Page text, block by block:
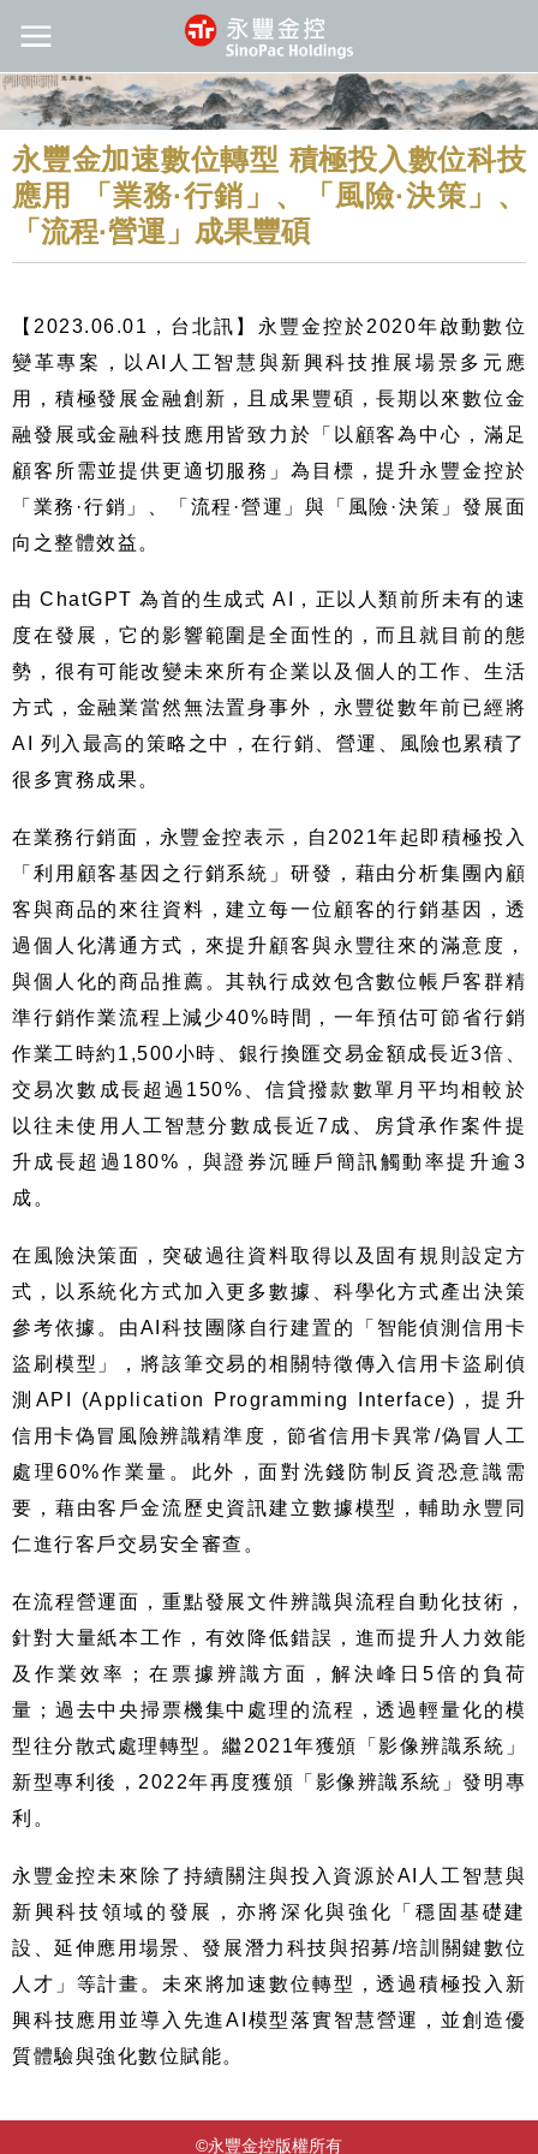
永豐金加速數位轉型 積極投入數位科技
應用 「業務·行銷」、「風險·決策」、
「流程·營運」成果豐碩
【2023.06.01，台北訊】永豐金控於2020年啟動數位
變革專案，以 AI
人工智慧與新興科技推展場景多元應
用，積極發展金融創新，且成果豐碩，長期以來數位金
融發展或金融科技應用皆致力於「以顧客為中心，滿足
顧客所需並提供更適切服務」為目標，提升永豐金控於
「業務 ·行銷」、「流程 ·營運」與「風險·決策」發展面
向之整體效益。
由 ChatGPT為首的生成式 AI
，正以人類前所未有的速
度在發展，它的影響範圍是全面性的，而且就目前的態
勢，很有可能改變未來所有企業以及個人的工作、生活
方式，金融業當然無法置身事外，永豐從數年前已經將
AI 列入最高的策略之中，在行銷、營運、風險也累積了
很多實務成果。
在業務行銷面，永豐金控表示，自 2021年起即積極投入
「利用顧客基因之行銷系統」研發，藉由分析集團內顧
客與商品的來往資料，建立每一位顧客的行銷基因，透
過個人化溝通方式，來提升顧客與永豐往來的滿意度，
與個人化的商品推薦。其執行成效包含數位帳戶客群精
準行銷作業流程上減少40%時間，一年預估可節省行銷
作業工時約 1,500小時、銀行換匯交易金額成長近3倍、
交易次數成長超過 150% 、信貸撥款數單月平均相較於
以往未使用人工智慧分數成長近7 成、房貸承作案件提
升成長超過 180% ，與證券沉睡戶簡訊觸動率提升逾 3
成。
在風險決策面，突破過往資料取得以及固有規則設定方
式，以系統化方式加入更多數據、科學化方式產出決策
參考依據。由AI 科技團隊自行建置的「智能偵測信用卡
盜刷模型」，將該筆交易的相關特徵傳入信用卡盜刷偵
測 API (Application Programming Interface) ，提升
信用卡偽冒風險辨識精準度，節省信用卡異常/偽冒人工
處理60%作業量。此外，面對洗錢防制反資恐意識需
要，藉由客戶金流歷史資訊建立數據模型，輔助永豐同
仁進行客戶交易安全審查。
在流程營運面，重點發展文件辨識與流程自動化技術，
針對大量紙本工作，有效降低錯誤，進而提升人力效能
及作業效率；在票據辨識方面，解決峰日 5倍的負荷
量；過去中央掃票機集中處理的流程，透過輕量化的模
型往分散式處理轉型。繼 2021年獲頒「影像辨識系統」
新型專利後， 2022年再度獲頒「影像辨識系統」發明專
利。
永豐金控未來除了持續關注與投入資源於AI 人工智慧與
新興科技領域的發展，亦將深化與強化「穩固基礎建
設、延伸應用場景、發展潛力科技與招募/培訓關鍵數位
人才」等計畫。未來將加速數位轉型，透過積極投入新
興科技應用並導入先進AI 模型落實智慧營運，並創造優
質體驗與強化數位賦能。
©永豐金控版權所有